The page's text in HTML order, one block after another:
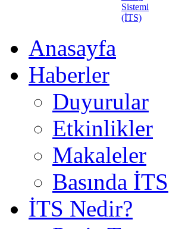
Anasayfa
Haberler
Duyurular
Etkinlikler
Makaleler
Basında İTS
İTS Nedir?